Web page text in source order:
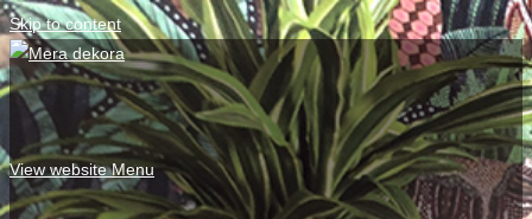
Skip to content
View website Menu